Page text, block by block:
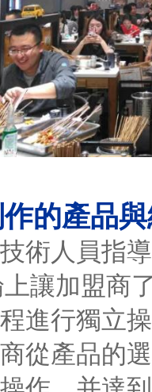
的產品
人員指導
讓加盟商
進行獨立
從產品的